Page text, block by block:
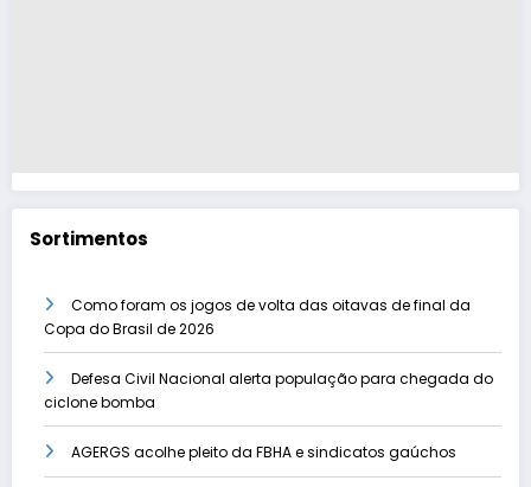
Sortimentos
Como foram os jogos de volta das oitavas de final da
Copa do Brasil de 2026
Defesa Civil Nacional alerta população para chegada do
ciclone bomba
AGERGS acolhe pleito da FBHA e sindicatos gaúchos